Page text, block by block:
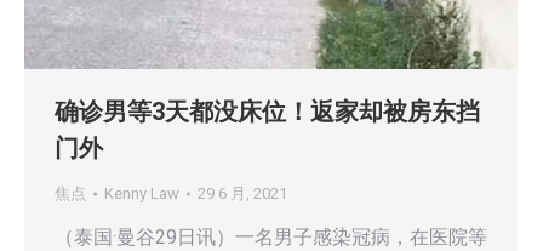
确诊男等3天都没床位！返家却被房东挡
门外
焦点 Kenny Law 29 6 月, 2021
（泰国·曼谷29日讯）一名男子感染冠病，在医院等